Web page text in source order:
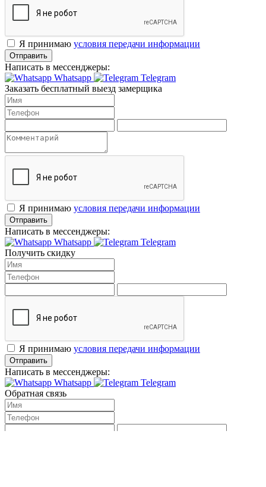
Я принимаю условия передачи информации
Отправить
Написать в мессенджеры:
Whatsapp
Telegram
Заказать бесплатный выезд замерщика
Я принимаю условия передачи информации
Отправить
Написать в мессенджеры:
Whatsapp
Telegram
Получить скидку
Я принимаю условия передачи информации
Отправить
Написать в мессенджеры:
Whatsapp
Telegram
Обратная связь